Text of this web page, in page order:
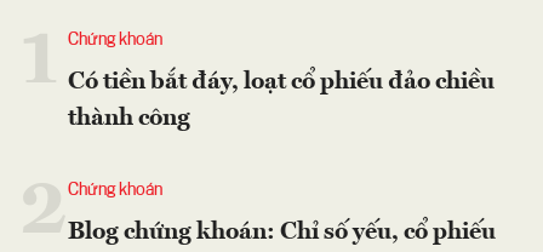
Chứng khoán
Có tiền bắt đáy, loạt cổ phiếu đảo chiều
thành công
2Chứng khoán
Blog chứng khoán: Chỉ số yếu, cổ phiếu